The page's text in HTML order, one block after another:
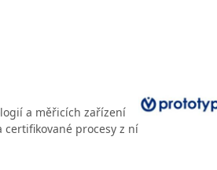
a měřicích zařízení
procesy z ní